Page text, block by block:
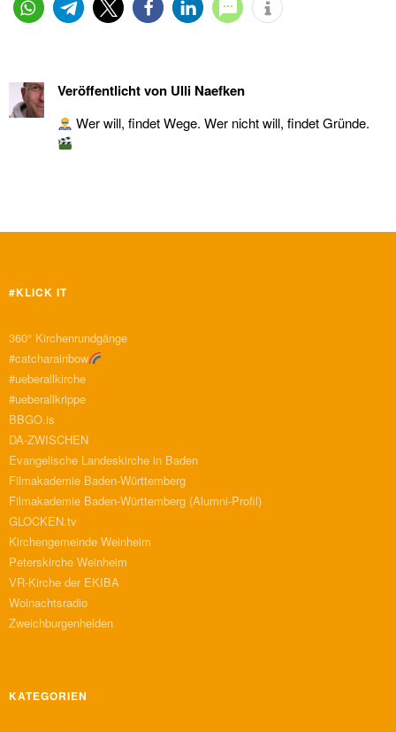
Veröffentlicht von Ulli Naefken
Wer will, findet Wege. Wer nicht will, findet Gründe.
#KLICK IT
360° Kirchenrundgänge
#catcharainbow
#ueberallkirche
#ueberallkrippe
BBGO.is
DA-ZWISCHEN
Evangelische Landeskirche in Baden
Filmakademie Baden-Württemberg
Filmakademie Baden-Württemberg (Alumni-Profil)
GLOCKEN.tv
Kirchengemeinde Weinheim
Peterskirche Weinheim
VR-Kirche der EKIBA
Woinachtsradio
Zweichburgenhelden
KATEGORIEN